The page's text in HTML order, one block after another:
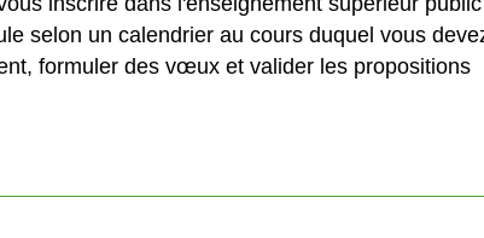
selon un calendrier au cours duquel vous
formuler des vœux et valider les propositions